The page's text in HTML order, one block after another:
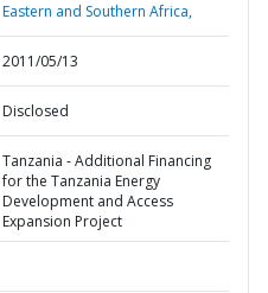
Eastern and Southern Africa,
2011/05/13
Disclosed
Tanzania - Additional Financing
for the Tanzania Energy
Development and Access
Expansion Project